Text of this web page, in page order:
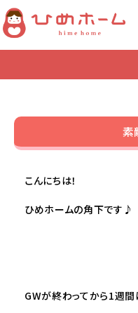
素
こんにちは！
ひめホームの角下です♪
GWが終わってから1週